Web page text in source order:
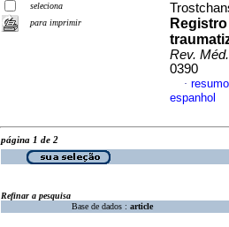
seleciona
para imprimir
Rev.
0390
·
espanhol
página 1 de 2
Refinar a pesquisa
Base de dados : article